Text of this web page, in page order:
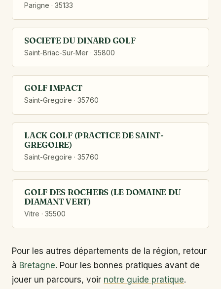
Parigne · 35133
SOCIETE DU DINARD GOLF
Saint-Briac-Sur-Mer · 35800
GOLF IMPACT
Saint-Gregoire · 35760
LACK GOLF (PRACTICE DE SAINT-
GREGOIRE)
Saint-Gregoire · 35760
GOLF DES ROCHERS (LE DOMAINE DU
DIAMANT VERT)
Vitre · 35500
Pour les autres départements de la région, retour
à Bretagne. Pour les bonnes pratiques avant de
jouer un parcours, voir notre guide pratique.